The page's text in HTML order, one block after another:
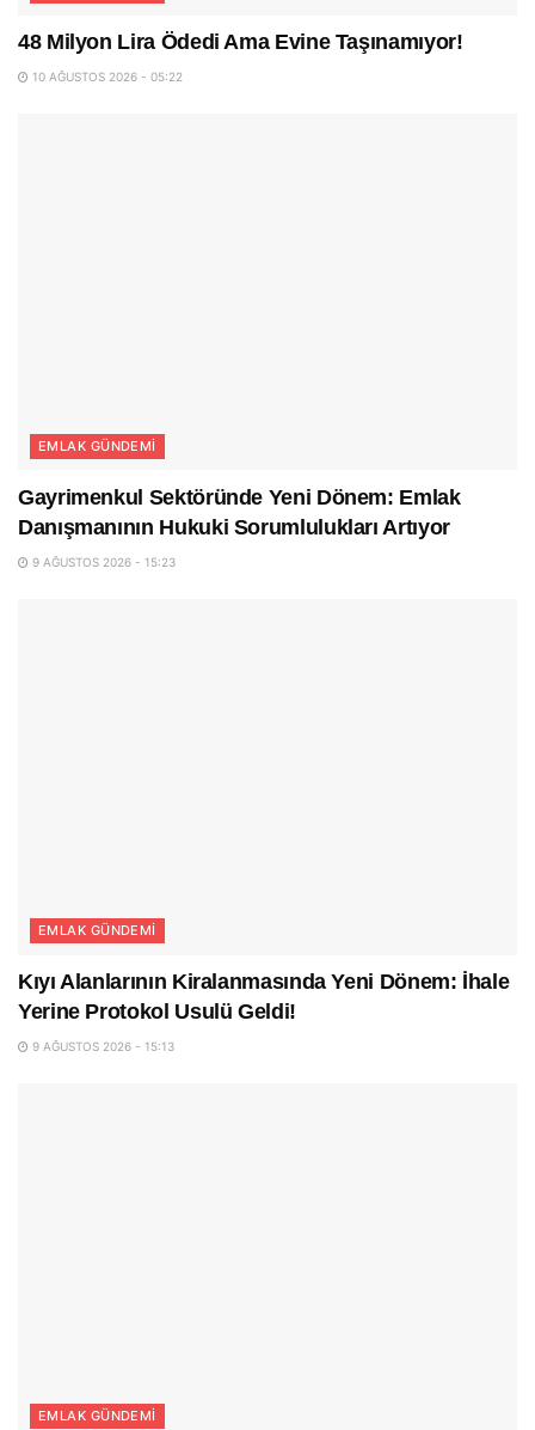
48 Milyon Lira Ödedi Ama Evine Taşınamıyor!
10 AĞUSTOS 2026 - 05:22
EMLAK GÜNDEMI
Gayrimenkul Sektöründe Yeni Dönem: Emlak
Danışmanının Hukuki Sorumlulukları Artıyor
9 AĞUSTOS 2026 - 15:23
EMLAK GÜNDEMI
Kıyı Alanlarının Kiralanmasında Yeni Dönem: İhale
Yerine Protokol Usulü Geldi!
9 AĞUSTOS 2026 - 15:13
EMLAK GÜNDEMI